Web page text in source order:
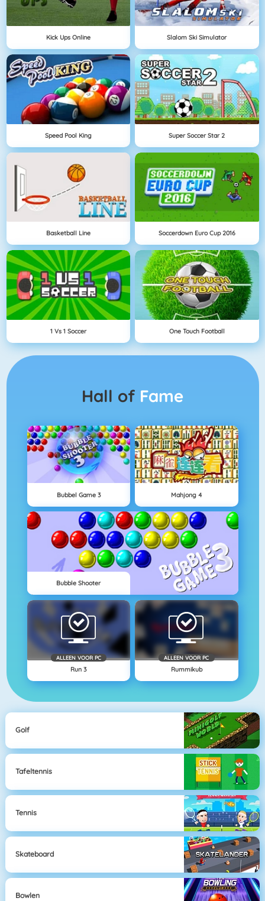
Kick Ups Online Slalom Ski Simulator
Speed Pool King Super Soccer Star 2
Basketball Line Soccerdown Euro Cup 2016
1 Vs 1 Soccer One Touch Football
Hall of Fame
Bubbel Game 3 Mahjong 4
Bubble Shooter
ALLEEN VOOR PC
Run 3
ALLEEN VOOR PC
Rummikub
Golf
Tafeltennis
Tennis
Skateboard
Bowlen